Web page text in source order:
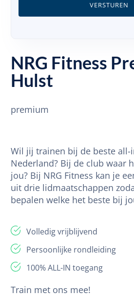
NRG Fitness
Hulst
premium
Wil jij trainen bij de beste all-
Nederland? Bij de club waar
jou? Bij NRG Fitness kan je
uit drie lidmaatschappen
bepalen welke het beste bij
Volledig vrijblijvend
Persoonlijke rondleiding
100% ALL-IN toegang
Train met ons mee!